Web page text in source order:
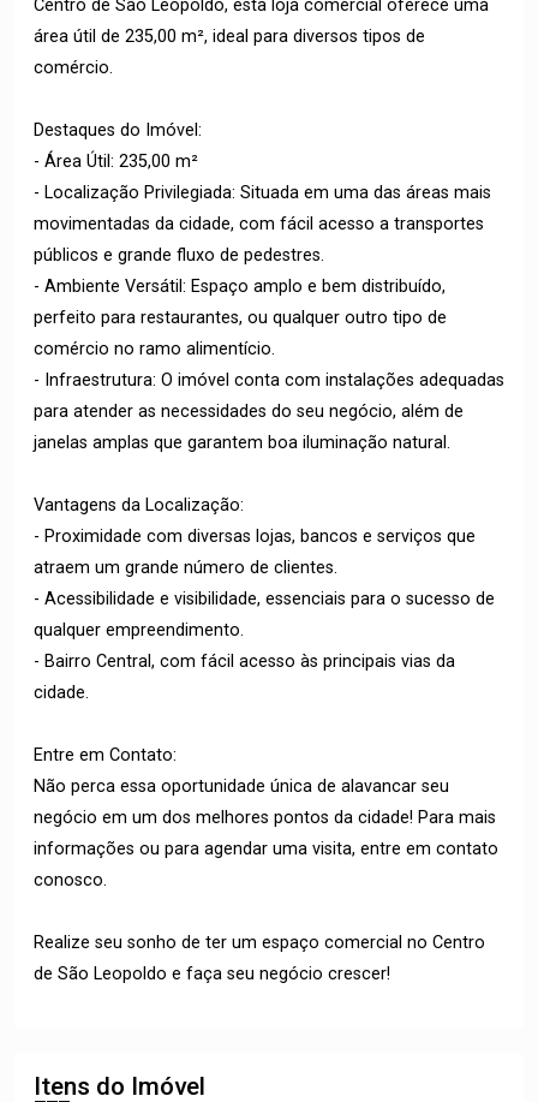
Centro de São Leopoldo, esta loja comercial oferece uma
área útil de 235,00 m², ideal para diversos tipos de
comércio.
Destaques do Imóvel:
- Área Útil: 235,00 m²
- Localização Privilegiada: Situada em uma das áreas mais
movimentadas da cidade, com fácil acesso a transportes
públicos e grande fluxo de pedestres.
- Ambiente Versátil: Espaço amplo e bem distribuído,
perfeito para restaurantes, ou qualquer outro tipo de
comércio no ramo alimentício.
- Infraestrutura: O imóvel conta com instalações adequadas
para atender as necessidades do seu negócio, além de
janelas amplas que garantem boa iluminação natural.
Vantagens da Localização:
- Proximidade com diversas lojas, bancos e serviços que
atraem um grande número de clientes.
- Acessibilidade e visibilidade, essenciais para o sucesso de
qualquer empreendimento.
- Bairro Central, com fácil acesso às principais vias da
cidade.
Entre em Contato:
Não perca essa oportunidade única de alavancar seu
negócio em um dos melhores pontos da cidade! Para mais
informações ou para agendar uma visita, entre em contato
conosco.
Realize seu sonho de ter um espaço comercial no Centro
de São Leopoldo e faça seu negócio crescer!
Itens do Imóvel